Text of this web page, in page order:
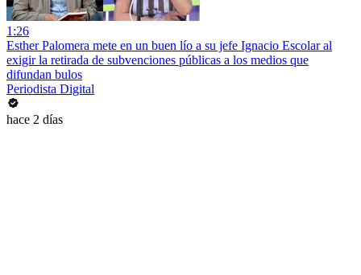
1:26
Esther Palomera mete en un buen lío a su jefe Ignacio Escolar al
exigir la retirada de subvenciones públicas a los medios que
difundan bulos
Periodista Digital
hace 2 días